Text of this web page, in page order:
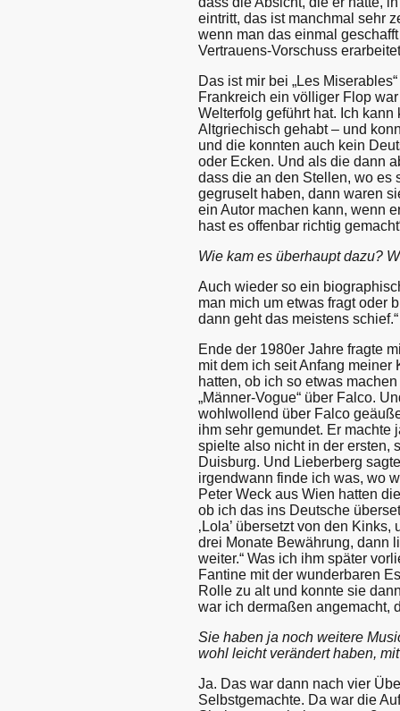
eintritt, das ist manchmal sehr
wenn man das einmal
Vertrauens-Vorschuss
Das ist mir bei „Les
Frankreich ein völliger Flop
Welterfolg geführt hat. Ich
Altgriechisch gehabt – und
und die konnten auch kein
oder Ecken. Und als die dann
dass die an den Stellen, wo es
gegruselt haben, dann waren
ein Autor machen kann, wenn
hast es offenbar richtig
Wie kam es überhaupt dazu?
Auch wieder so ein
man mich um etwas fragt oder
dann geht das meistens schief.“
Ende der 1980er Jahre fragte
mit dem ich seit Anfang
hatten, ob ich so etwas
„Männer-Vogue“ über Falco.
wohlwollend über Falco
ihm sehr gemundet. Er machte
spielte also nicht in der ersten,
Duisburg. Und Lieberberg
irgendwann finde ich was, wo
Peter Weck aus Wien hatten
ob ich das ins Deutsche
‚Lola’ übersetzt von den
drei Monate Bewährung, dann
weiter.“ Was ich ihm später
Fantine mit der wunderbaren
Rolle zu alt und konnte sie
war ich dermaßen angemacht,
Sie haben ja noch weitere
wohl leicht verändert haben,
Ja. Das war dann nach vier
Selbstgemachte. Da war die